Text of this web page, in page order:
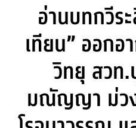
อ่านบทกวีร
เทียน” ออกอ
วิทยุ สวท
มณัญญา ม่ว
Groups